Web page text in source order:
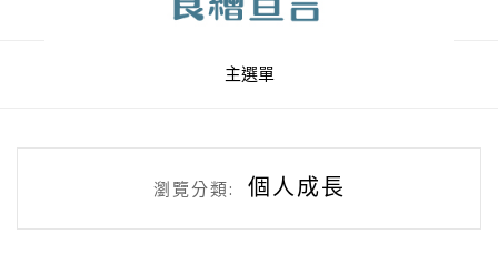
主選單
瀏覽分類: 個人成長